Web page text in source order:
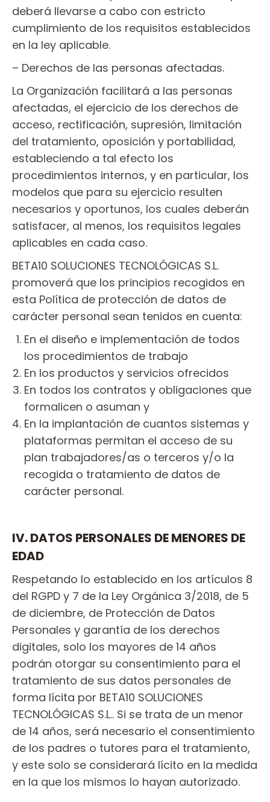
deberá llevarse a cabo con estricto
cumplimiento de los requisitos establecidos
en la ley aplicable.
– Derechos de las personas afectadas.
La Organización facilitará a las personas
afectadas, el ejercicio de los derechos de
acceso, rectificación, supresión, limitación
del tratamiento, oposición y portabilidad,
estableciendo a tal efecto los
procedimientos internos, y en particular, los
modelos que para su ejercicio resulten
necesarios y oportunos, los cuales deberán
satisfacer, al menos, los requisitos legales
aplicables en cada caso.
BETA10 SOLUCIONES TECNOLÓGICAS S.L.
promoverá que los principios recogidos en
esta Política de protección de datos de
carácter personal sean tenidos en cuenta:
En el diseño e implementación de todos
los procedimientos de trabajo
En los productos y servicios ofrecidos
En todos los contratos y obligaciones que
formalicen o asuman y
En la implantación de cuantos sistemas y
plataformas permitan el acceso de su
plan trabajadores/as o terceros y/o la
recogida o tratamiento de datos de
carácter personal.
IV. DATOS PERSONALES DE MENORES DE
EDAD
Respetando lo establecido en los artículos 8
del RGPD y 7 de la Ley Orgánica 3/2018, de 5
de diciembre, de Protección de Datos
Personales y garantía de los derechos
digitales, solo los mayores de 14 años
podrán otorgar su consentimiento para el
tratamiento de sus datos personales de
forma lícita por BETA10 SOLUCIONES
TECNOLÓGICAS S.L.. Si se trata de un menor
de 14 años, será necesario el consentimiento
de los padres o tutores para el tratamiento,
y este solo se considerará lícito en la medida
en la que los mismos lo hayan autorizado.